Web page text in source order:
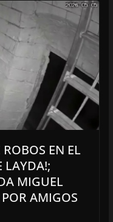
EN EL
LAYDA!;
MIGUEL
AMIGOS